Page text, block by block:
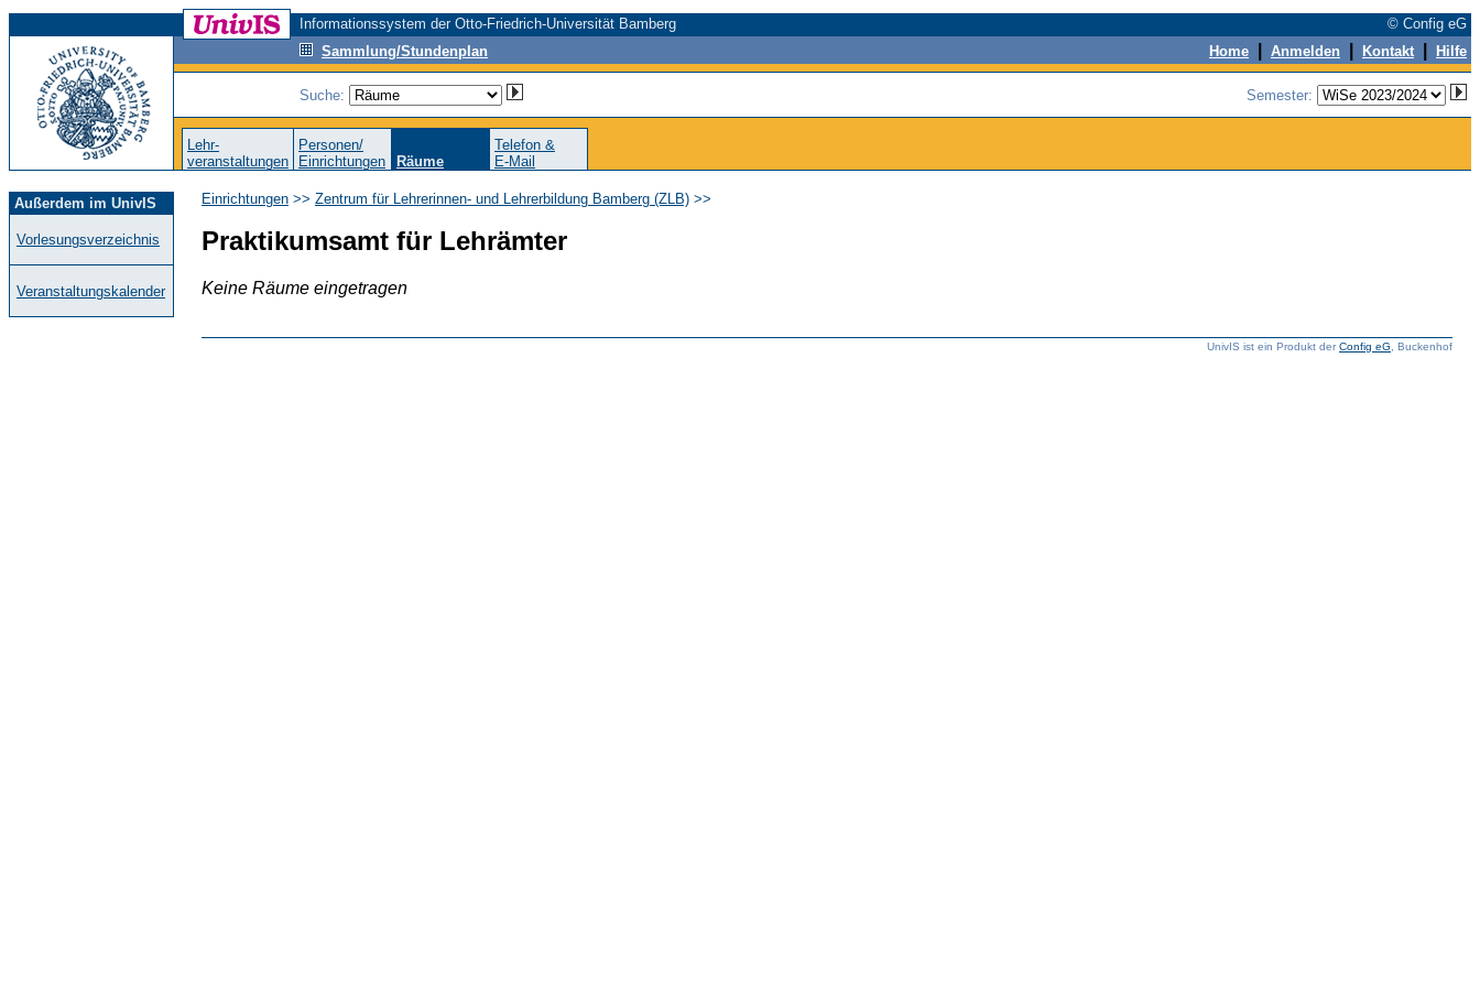
Informationssystem der Otto-Friedrich-Universität Bamberg
© Config eG
Sammlung/Stundenplan
Home Anmelden Kontakt Hilfe
Suche: Semester:
Lehr-
veranstaltungen
Personen/
Einrichtungen
Räume
Telefon &
E-Mail
Außerdem im UnivIS
Vorlesungsverzeichnis
Veranstaltungskalender
Einrichtungen >> Zentrum für Lehrerinnen- und Lehrerbildung Bamberg (ZLB) >>
Praktikumsamt für Lehrämter
Keine Räume eingetragen
UnivIS ist ein Produkt derConfig eG , Buckenhof